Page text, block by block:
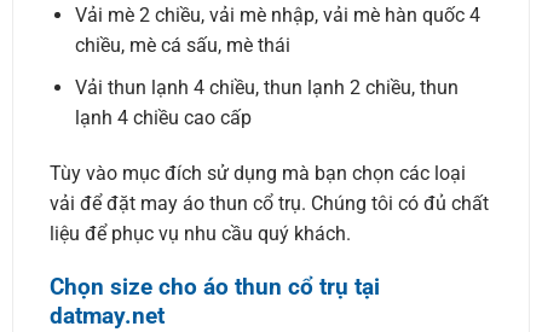
Vải mè 2 chiều, vải mè nhập, vải mè hàn quốc 4
chiều, mè cá sấu, mè thái
Vải thun lạnh 4 chiều, thun lạnh 2 chiều, thun
lạnh 4 chiều cao cấp
Tùy vào mục đích sử dụng mà bạn chọn các loại
vải để đặt may áo thun cổ trụ. Chúng tôi có đủ chất
liệu để phục vụ nhu cầu quý khách.
Chọn size cho áo thun cổ trụ tại
datmay.net